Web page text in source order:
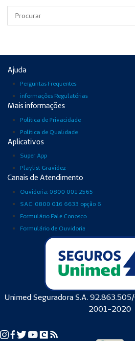
Ajuda
Perguntas Frequentes
informações Regulatórias
Mais informações
Política de Privacidade
Política de Qualidade
Aplicativos
Super App
Playlist Gravidez
Canais de Atendimento
Ouvidoria: 0800 001 2565
SAC: 0800 016 6633 opção 6
Formulário Fale Conosco
Formulário de Ouvidoria
Unimed Seguradora S.A.
2001-2020